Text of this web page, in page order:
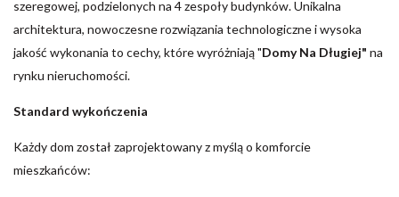
szeregowej, podzielonych na 4 zespoły budynków. Unikalna
architektura, nowoczesne rozwiązania technologiczne i wysoka
jakość wykonania to cechy, które wyróżniają "Domy Na Długiej" na
rynku nieruchomości.
Standard wykończenia
Każdy dom został zaprojektowany z myślą o komforcie
mieszkańców: